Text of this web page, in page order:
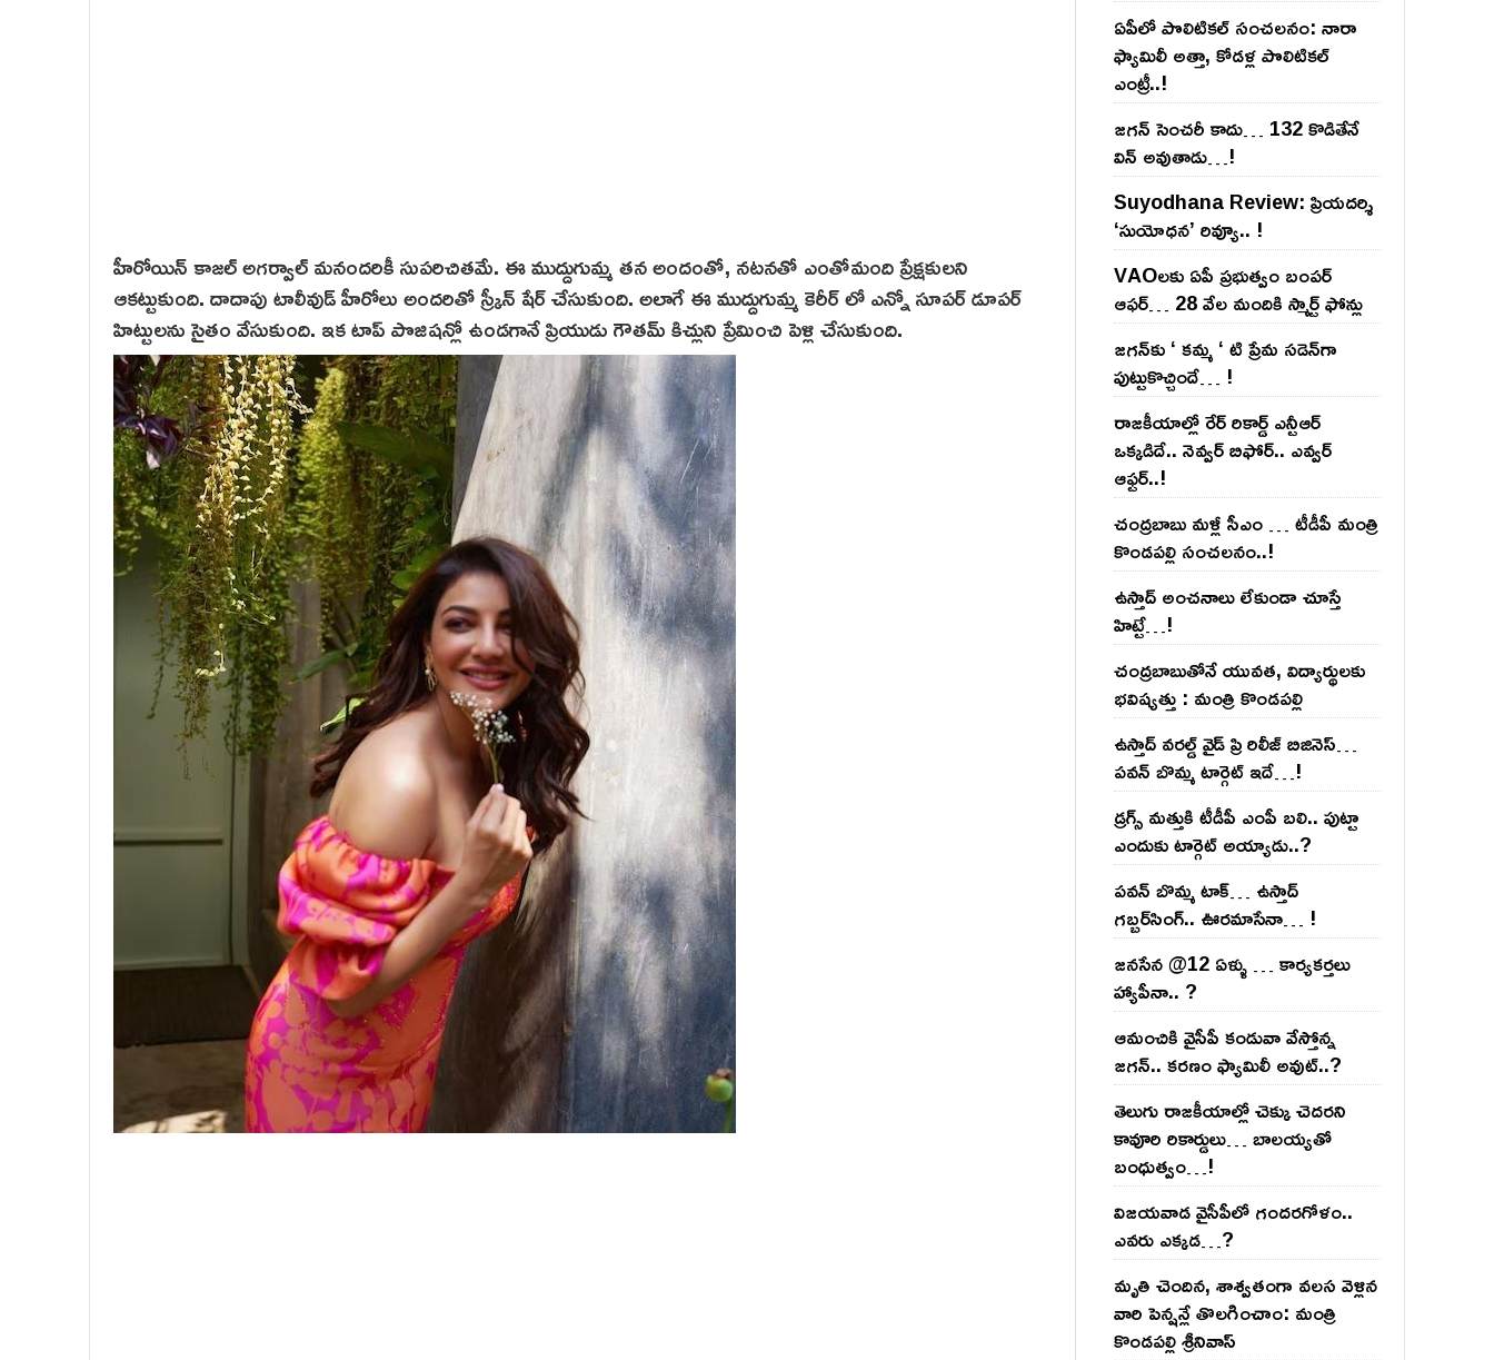
హీరోయిన్ కాజల్ అగర్వాల్ మనందరికీ సుపరిచితమే. ఈ ముద్దుగుమ్మ తన అందంతో, నటనతో ఎంతోమంది ప్రేక్షకులని
ఆకట్టుకుంది. దాదాపు టాలీవుడ్ హీరోలు అందరితో స్క్రీన్ షేర్ చేసుకుంది. అలాగే ఈ ముద్దుగుమ్మ కెరీర్ లో ఎన్నో సూపర్ డూపర్
హిట్టులను సైతం వేసుకుంది. ఇక టాప్ పొజిషన్లో ఉండగానే ప్రియుడు గౌతమ్ కిచ్లుని ప్రేమించి పెళ్లి చేసుకుంది.
ఏపీలో పొలిటిక‌ల్ సంచ‌ల‌నం: నారా
ఫ్యామిలీ అత్తా, కోడ‌ళ్ల పొలిటికల్
ఎంట్రీ..!
జ‌గ‌న్ సెంచ‌రీ కాదు… 132 కొడితేనే
విన్ అవుతాడు…!
Suyodhana Review: ప్రియదర్శి
‘సుయోధన’ రివ్యూ.. !
VAOల‌కు ఏపీ ప్ర‌భుత్వం బంప‌ర్
ఆఫ‌ర్‌… 28 వేల మందికి స్మార్ట్ ఫోన్లు
జ‌గ‌న్‌కు ‘ క‌మ్మ ‘ టి ప్రేమ స‌డెన్‌గా
పుట్టుకొచ్చిందే… !
రాజ‌కీయాల్లో రేర్ రికార్డ్ ఎన్టీఆర్
ఒక్క‌డిదే.. నెవ్వ‌ర్ బిఫోర్‌.. ఎవ్వ‌ర్
ఆఫ్ట‌ర్‌..!
చంద్ర‌బాబు మ‌ళ్లీ సీఎం … టీడీపీ మంత్రి
కొండ‌ప‌ల్లి సంచ‌ల‌నం..!
ఉస్తాద్ అంచ‌నాలు లేకుండా చూస్తే
హిట్టే…!
చంద్ర‌బాబుతోనే యువ‌త‌, విద్యార్థుల‌కు
భ‌విష్య‌త్తు : మంత్రి కొండ‌ప‌ల్లి
ఉస్తాద్ వ‌ర‌ల్డ్ వైడ్ ప్రి రిలీజ్ బిజినెస్‌…
ప‌వ‌న్ బొమ్మ టార్గెట్ ఇదే…!
డ్రగ్స్ మత్తుకి టీడీపీ ఎంపీ బలి.. పుట్టా
ఎందుకు టార్గెట్ అయ్యాడు..?
ప‌వ‌న్ బొమ్మ టాక్‌… ఉస్తాద్
గ‌బ్బ‌ర్‌సింగ్‌.. ఊర‌మాసేనా… !
జనసేన @12 ఏళ్ళు … కార్యకర్తలు
హ్యాపీనా.. ?
ఆమంచికి వైసీపీ కండువా వేస్తోన్న
జ‌గ‌న్‌.. క‌ర‌ణం ఫ్యామిలీ అవుట్‌..?
తెలుగు రాజ‌కీయాల్లో చెక్కు చెద‌ర‌ని
కావూరి రికార్డులు… బాల‌య్యతో
బంధుత్వం…!
విజ‌య‌వాడ వైసీపీలో గంద‌ర‌గోళం..
ఎవ‌రు ఎక్క‌డ‌…?
మృతి చెందిన, శాశ్వతంగా వలస వెళ్లిన
వారి పెన్ష‌న్లే తొల‌గించాం: మంత్రి
కొండపల్లి శ్రీనివాస్